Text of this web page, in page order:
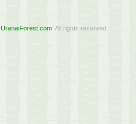
UranaiForest.com. All rights reserved.